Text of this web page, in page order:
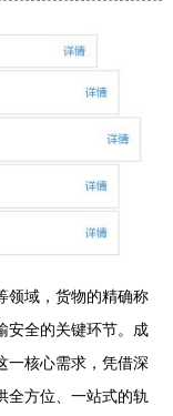
领域，货物的精确称
安全的关键环节。成
一核心需求，凭借深
全方位、一站式的轨